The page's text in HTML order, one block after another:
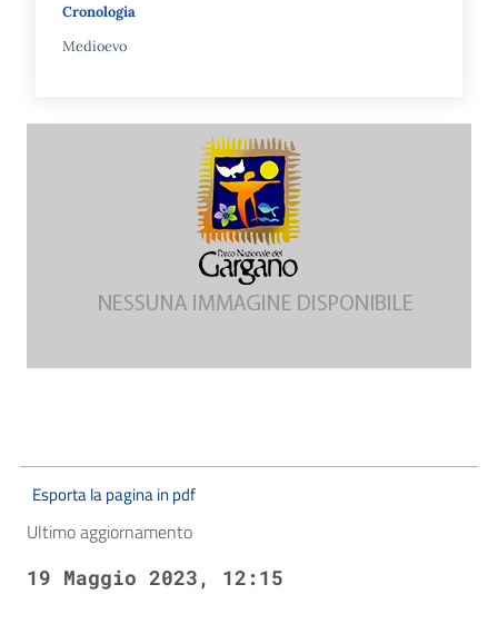
Cronologia
Medioevo
Esporta la pagina in pdf
Ultimo aggiornamento
19 Maggio 2023, 12:15